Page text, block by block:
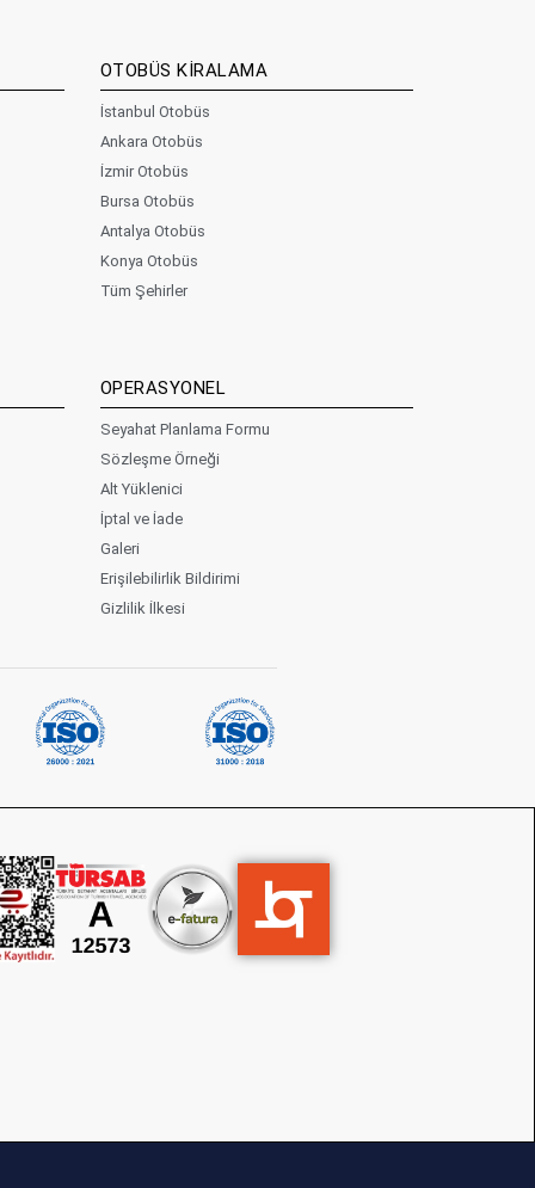
OTOBÜS KİRALAMA
İstanbul Otobüs
Ankara Otobüs
İzmir Otobüs
Bursa Otobüs
Antalya Otobüs
Konya Otobüs
Tüm Şehirler
OPERASYONEL
Seyahat Planlama Formu
Sözleşme Örneği
Alt Yüklenici
İptal ve İade
Galeri
Erişilebilirlik Bildirimi
Gizlilik İlkesi